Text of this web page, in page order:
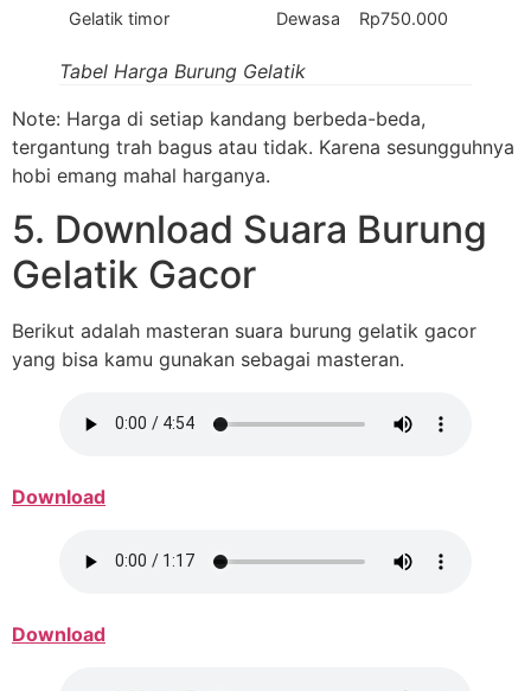
Gelatik timor Dewasa Rp750.000
Tabel Harga Burung Gelatik
Note: Harga di setiap kandang berbeda-beda,
tergantung trah bagus atau tidak. Karena sesungguhnya
hobi emang mahal harganya.
5. Download Suara Burung
Gelatik Gacor
Berikut adalah masteran suara burung gelatik gacor
yang bisa kamu gunakan sebagai masteran.
Download
Download